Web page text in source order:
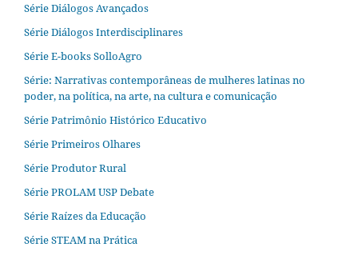
Série Diálogos Avançados
Série Diálogos Interdisciplinares
Série E-books SolloAgro
Série: Narrativas contemporâneas de mulheres latinas no
poder, na política, na arte, na cultura e comunicação
Série Patrimônio Histórico Educativo
Série Primeiros Olhares
Série Produtor Rural
Série PROLAM USP Debate
Série Raízes da Educação
Série STEAM na Prática